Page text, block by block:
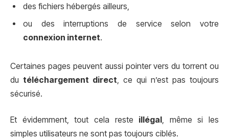
des fichiers hébergés ailleurs,
ou des interruptions de service selon votre
connexion internet.
Certaines pages peuvent aussi pointer vers du torrent ou
du téléchargement direct , ce qui n’est pas toujours
sécurisé.
Et évidemment, tout cela reste illégal , même si les
simples utilisateurs ne sont pas toujours ciblés.